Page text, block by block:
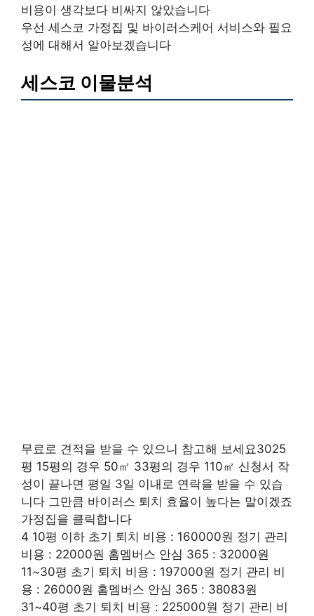
비용이 생각보다 비싸지 않았습니다
우선 세스코 가정집 및 바이러스케어 서비스와 필요
성에 대해서 알아보겠습니다
세스코 이물분석
무료로 견적을 받을 수 있으니 참고해 보세요3025
평 15평의 경우 50㎡ 33평의 경우 110㎡ 신청서 작
성이 끝나면 평일 3일 이내로 연락을 받을 수 있습
니다 그만큼 바이러스 퇴치 효율이 높다는 말이겠죠
가정집을 클릭합니다
4 10평 이하 초기 퇴치 비용 : 160000원 정기 관리
비용 : 22000원 홈멤버스 안심 365 : 32000원
11~30평 초기 퇴치 비용 : 197000원 정기 관리 비
용 : 26000원 홈멤버스 안심 365 : 38083원
31~40평 초기 퇴치 비용 : 225000원 정기 관리 비